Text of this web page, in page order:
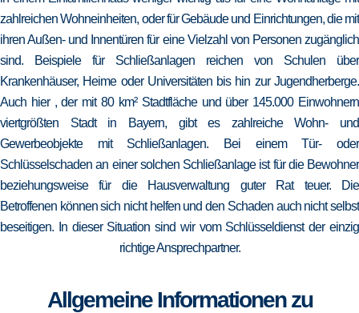
zahlreichen Wohneinheiten, oder für Gebäude und Einrichtungen, die mit
ihren Außen- und Innentüren für eine Vielzahl von Personen zugänglich
sind. Beispiele für Schließanlagen reichen von Schulen über
Krankenhäuser, Heime oder Universitäten bis hin zur Jugendherberge.
Auch hier , der mit 80 km² Stadtfläche und über 145.000 Einwohnern
viertgrößten Stadt in Bayern, gibt es zahlreiche Wohn- und
Gewerbeobjekte mit Schließanlagen. Bei einem Tür- oder
Schlüsselschaden an einer solchen Schließanlage ist für die Bewohner
beziehungsweise für die Hausverwaltung guter Rat teuer. Die
Betroffenen können sich nicht helfen und den Schaden auch nicht selbst
beseitigen. In dieser Situation sind wir vom Schlüsseldienst der einzig
richtige Ansprechpartner.
Allgemeine Informationen zu